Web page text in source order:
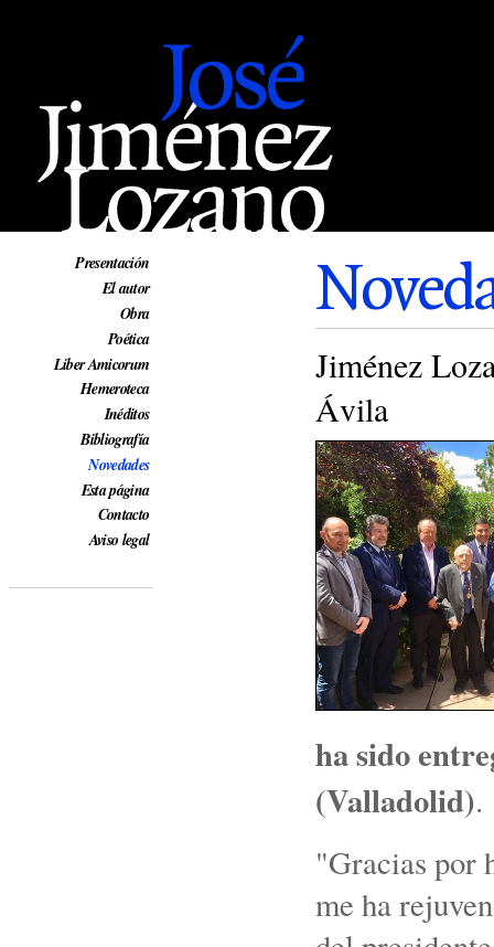
Presentación
El autor
Obra
Poética
Liber Amicorum
Hemeroteca
Inéditos
Bibliografía
Novedades
Esta página
Contacto
Aviso legal
Jiménez
Ávila
ha sido
(Valladolid).
"Gracias por
me ha